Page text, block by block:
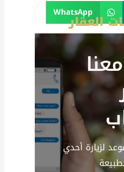
WhatsApp
العقار
لزيارة أحدي